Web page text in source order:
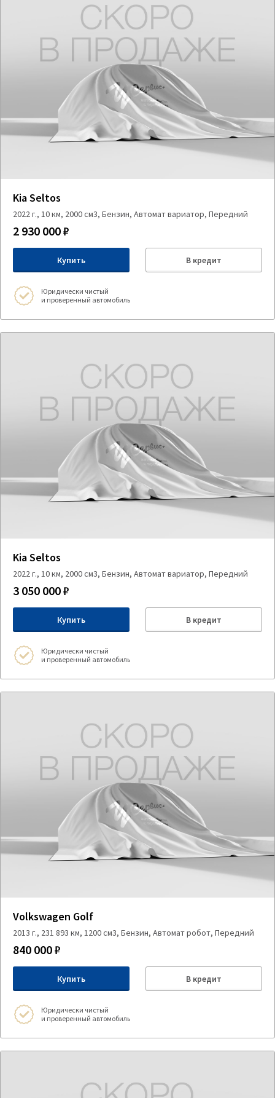
Kia Seltos
2022 г., 10 км, 2000 см3, Бензин, Автомат вариатор, Передний
2 930 000 ₽
Купить В кредит
Юридически чистый
и проверенный автомобиль
Kia Seltos
2022 г., 10 км, 2000 см3, Бензин, Автомат вариатор, Передний
3 050 000 ₽
Купить В кредит
Юридически чистый
и проверенный автомобиль
Volkswagen Golf
2013 г., 231 893 км, 1200 см3, Бензин, Автомат робот, Передний
840 000 ₽
Купить В кредит
Юридически чистый
и проверенный автомобиль